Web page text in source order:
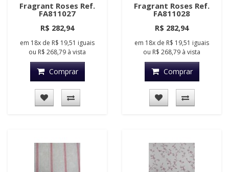
Fragrant Roses Ref.
FA811027
R$ 282,94
em 18x de R$ 19,51 iguais
ou R$ 268,79 à vista
Comprar
Fragrant Roses Ref.
FA811028
R$ 282,94
em 18x de R$ 19,51 iguais
ou R$ 268,79 à vista
Comprar